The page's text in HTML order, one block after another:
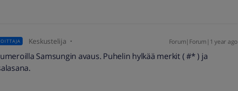
Keskustelija Forum|Forum|1 year ago
Samsungin avaus. Puhelin hylkää merkit ( #* ) ja